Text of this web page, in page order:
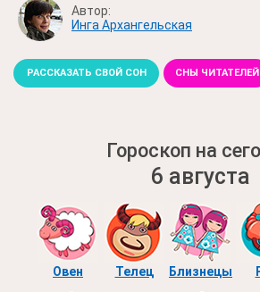
Автор:
Инга Архангельская
РАССКАЗАТЬ СВОЙ СОН СНЫ ЧИТАТЕЛЕЙ
Гороскоп на
6 августа
Овен Телец Близнецы